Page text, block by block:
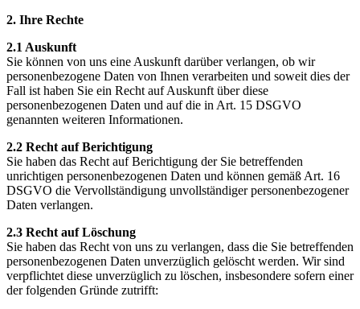
2. Ihre Rechte
2.1 Auskunft
Sie können von uns eine Auskunft darüber verlangen, ob wir
personenbezogene Daten von Ihnen verarbeiten und soweit dies der
Fall ist haben Sie ein Recht auf Auskunft über diese
personenbezogenen Daten und auf die in Art. 15 DSGVO
genannten weiteren Informationen.
2.2 Recht auf Berichtigung
Sie haben das Recht auf Berichtigung der Sie betreffenden
unrichtigen personenbezogenen Daten und können gemäß Art. 16
DSGVO die Vervollständigung unvollständiger personenbezogener
Daten verlangen.
2.3 Recht auf Löschung
Sie haben das Recht von uns zu verlangen, dass die Sie betreffenden
personenbezogenen Daten unverzüglich gelöscht werden. Wir sind
verpflichtet diese unverzüglich zu löschen, insbesondere sofern einer
der folgenden Gründe zutrifft: